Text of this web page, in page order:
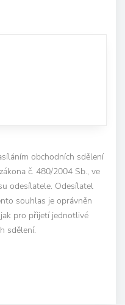
obchodních sdělení
č. 480/2004 Sb., ve
odesílatele. Odesílatel
souhlas je oprávněn
pro přijetí jednotlivé
sdělení.